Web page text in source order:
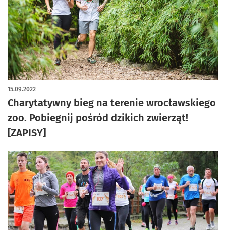
Charytatywny bieg na terenie wrocławskiego
zoo. Pobiegnij pośród dzikich zwierząt!
[ZAPISY]
15.09.2022